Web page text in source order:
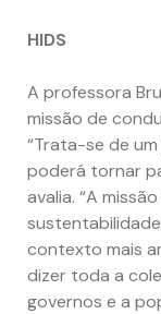
HIDS
A professora
missão de
“Trata-se de
poderá tornar
avalia. “A
contexto mais
dizer toda a
governos e a